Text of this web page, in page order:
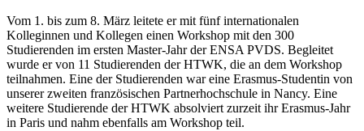
Vom 1. bis zum 8. März leitete er mit fünf internationalen
Kolleginnen und Kollegen einen Workshop mit den 300
Studierenden im ersten Master-Jahr der ENSA PVDS. Begleitet
wurde er von 11 Studierenden der HTWK, die an dem Workshop
teilnahmen. Eine der Studierenden war eine Erasmus-Studentin von
unserer zweiten französischen Partnerhochschule in Nancy. Eine
weitere Studierende der HTWK absolviert zurzeit ihr Erasmus-Jahr
in Paris und nahm ebenfalls am Workshop teil.